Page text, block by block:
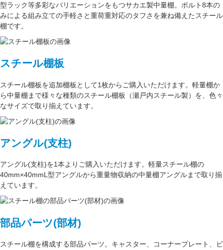
型ラック等多彩なバリエーションをもつサカエ製中量棚。ボルト8本の
みによる組み立ての手軽さと重荷重対応のタフさを兼ね備えたスチール
棚です。
スチール棚板
スチール棚板を追加棚板 として1枚からご購入いただけます。軽量棚か
ら中量棚まで様々な種類のスチール棚板（瀬戸内スチール製）を、色々
なサイズで取り揃えています。
アングル(支柱)
アングル(支柱)を1本よりご購入いただけます。軽量スチール棚の
40mm×40mmL型アングルから重量物収納の中量棚アングルまで取り揃
えています。
部品パーツ(部材)
スチール棚を構成する部品パーツ。 キャスター、 コーナープレート 、
ビ